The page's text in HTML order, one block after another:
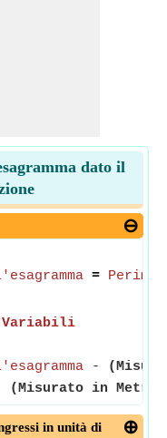
dato il
=
Variabili
-
(Misurato in Metro)
in unità di